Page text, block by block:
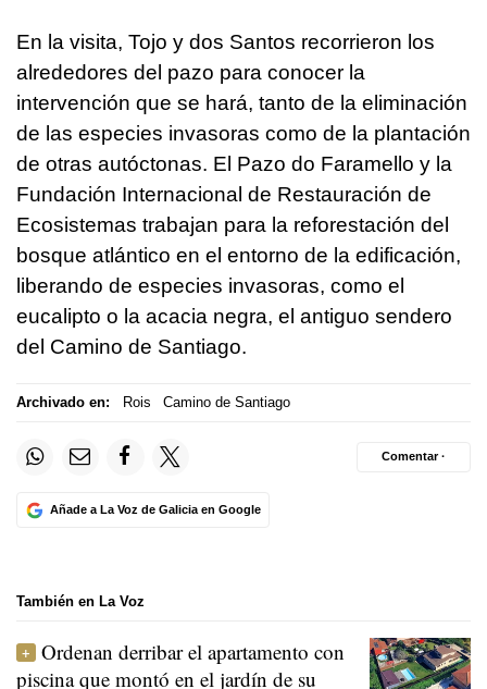
En la visita, Tojo y dos Santos recorrieron los
alrededores del pazo para conocer la
intervención que se hará, tanto de la eliminación
de las especies invasoras como de la plantación
de otras autóctonas. El Pazo do Faramello y la
Fundación Internacional de Restauración de
Ecosistemas trabajan para la reforestación del
bosque atlántico en el entorno de la edificación,
liberando de especies invasoras, como el
eucalipto o la acacia negra, el antiguo sendero
del Camino de Santiago.
Archivado en: Rois Camino de Santiago
Añade a La Voz de Galicia en Google
Comentar ·
También en La Voz
Ordenan derribar el apartamento con
piscina que montó en el jardín de su